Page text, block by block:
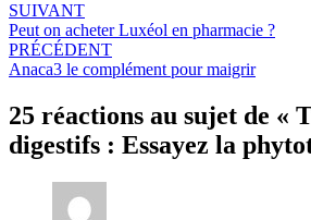
SUIVANT
Peut on acheter Luxéol en pharmacie ?
PRÉCÉDENT
Anaca3 le complément pour maigrir
25 réactions au sujet de «
digestifs : Essayez la